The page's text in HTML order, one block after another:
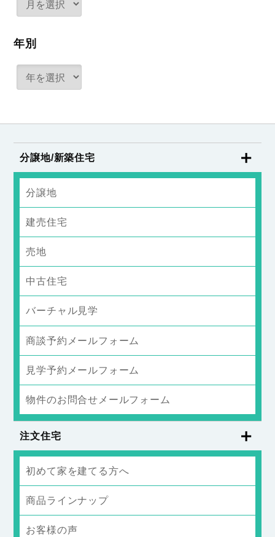
年別
分譲地/新築住宅
分譲地
建売住宅
売地
中古住宅
バーチャル見学
商談予約メールフォーム
見学予約メールフォーム
物件のお問合せメールフォーム
注文住宅
初めて家を建てる方へ
商品ラインナップ
お客様の声